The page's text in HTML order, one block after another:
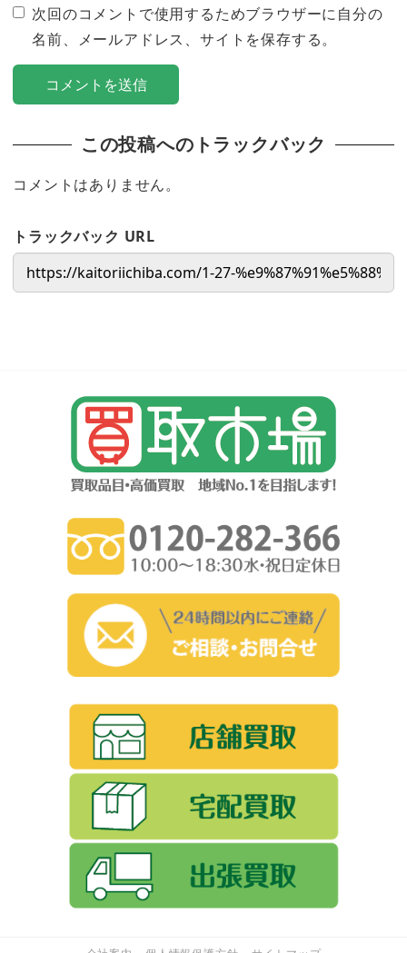
次回のコメントで使用するためブラウザーに自分の
名前、メールアドレス、サイトを保存する。
この投稿へのトラックバック
コメントはありません。
トラックバック URL